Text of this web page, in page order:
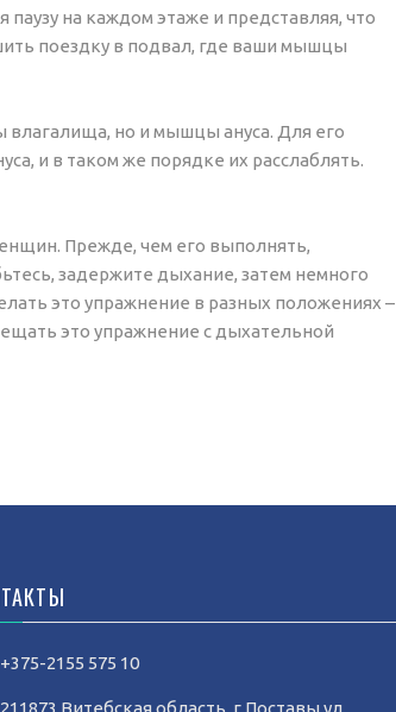
на каждом этаже и представляя, что
поездку в подвал, где ваши мышцы
но и мышцы ануса. Для его
и в таком же порядке их расслаблять.
Прежде, чем его выполнять,
задержите дыхание, затем немного
это упражнение в разных положениях –
это упражнение с дыхательной
+375-2155 575 10
211873 Витебская область, г.Поставы ул.